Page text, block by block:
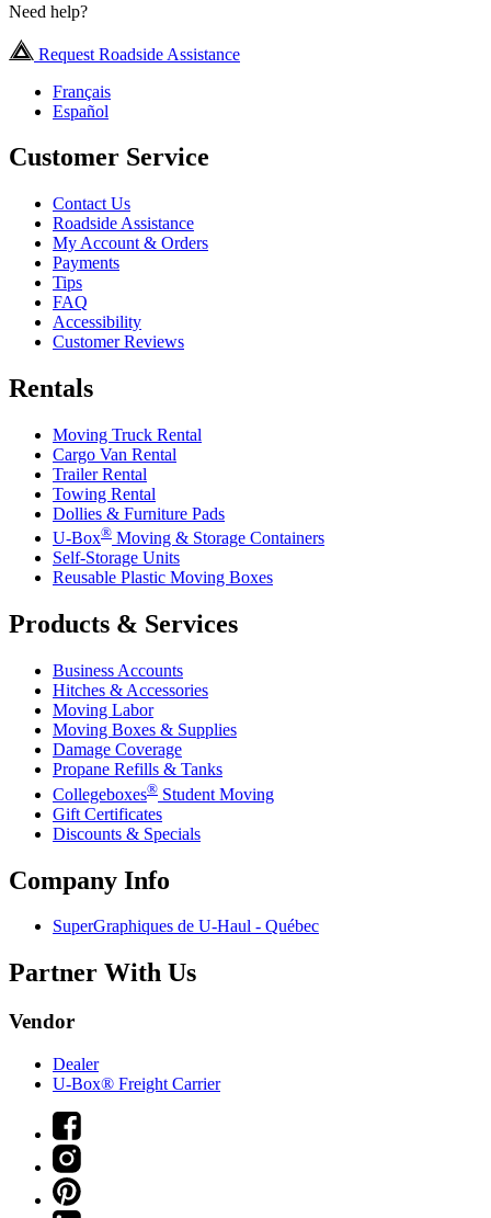
Need help?
Request Roadside Assistance
Français
Español
Customer Service
Contact Us
Roadside Assistance
My Account & Orders
Payments
Tips
FAQ
Accessibility
Customer Reviews
Rentals
Moving Truck Rental
Cargo Van Rental
Trailer Rental
Towing Rental
Dollies & Furniture Pads
U-Box® Moving & Storage Containers
Self-Storage Units
Reusable Plastic Moving Boxes
Products & Services
Business Accounts
Hitches & Accessories
Moving Labor
Moving Boxes & Supplies
Damage Coverage
Propane Refills & Tanks
Collegeboxes® Student Moving
Gift Certificates
Discounts & Specials
Company Info
SuperGraphiques de U-Haul - Québec
Partner With Us
Vendor
Dealer
U-Box® Freight Carrier